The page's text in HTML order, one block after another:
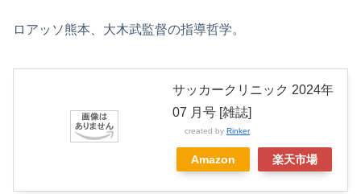
ロアッソ熊本、大木武監督の指導哲学。
サッカークリニック 2024年
07 月号 [雑誌]
created by Rinker
Amazon 楽天市場